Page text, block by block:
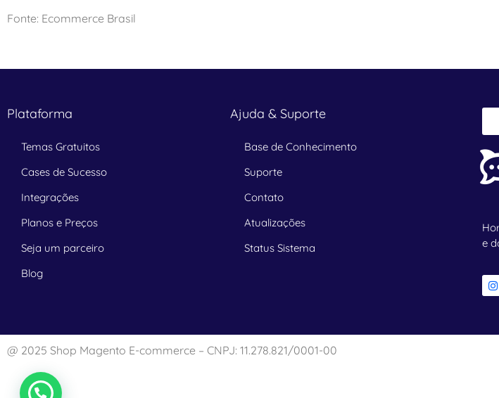
Fonte: Ecommerce Brasil
Plataforma
Temas Gratuitos
Cases de Sucesso
Integrações
Planos e Preços
Seja um parceiro
Blog
Ajuda & Suporte
Base de Conhecimento
Suporte
Contato
Atualizações
Status Sistema
e
@ 2025 Shop Magento E-commerce – CNPJ: 11.278.821/0001-00